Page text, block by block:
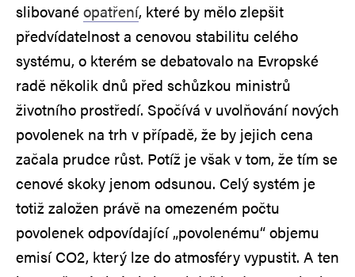
slibovanéopatření, které by mělo zlepšit
předvídatelnost a cenovou stabilitu celého
systému, o kterém se debatovalo na Evropské
radě několik dnů před schůzkou ministrů
životního prostředí. Spočívá v uvolňování nových
povolenek na trh v případě, že by jejich cena
začala prudce růst. Potíž je však v tom, že tím se
cenové skoky jenom odsunou. Celý systém je
totiž založen právě na omezeném počtu
povolenek odpovídající „povolenému“ objemu
emisí CO2, který lze do atmosféry vypustit. A ten